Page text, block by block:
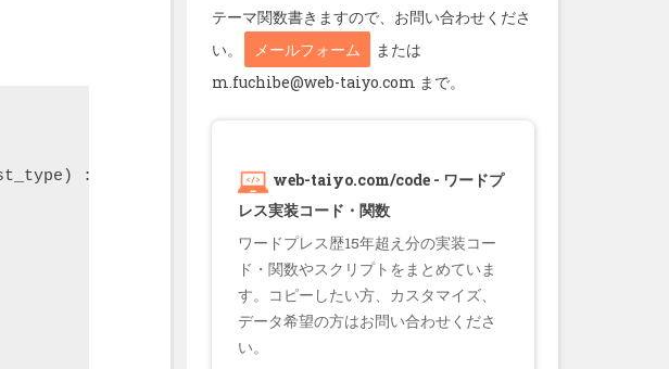
: $post_type;
テーマ関数書きますので、お問い合わせくださ
い。
メールフォーム
または
m.fuchibe@web-taiyo.com まで。
web-taiyo.com/code - ワードプ
レス実装コード・関数
ワードプレス歴15年超え分の実装コー
ド・関数やスクリプトをまとめていま
す。コピーしたい方、カスタマイズ、
データ希望の方はお問い合わせくださ
い。